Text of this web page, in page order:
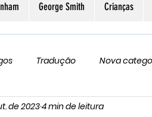
George Smith Crianças
Tradução Nova
de 20234 min de leitura